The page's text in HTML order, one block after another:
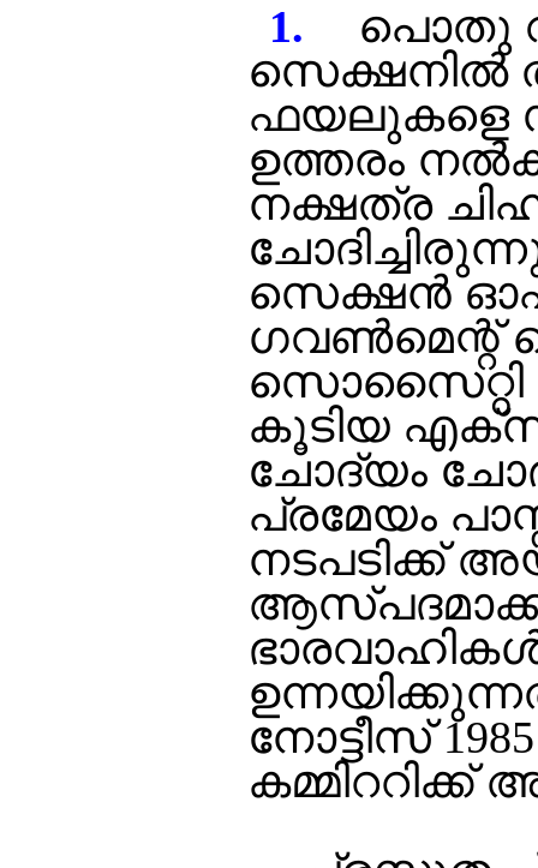
1.
പൊതു
സെക്ഷനില്‍
ഫയലുകളെ
ഉത്തരം
നക്ഷത്ര
സെക്ഷന്‍
ഗവണ്‍മെന്റ്
സൊസൈറ്റി
കൂടിയ
ചോദ്യം
പ്രമേയം
നടപടിക്ക്
നോട്ടീസ്
കമ്മിററിക്ക്